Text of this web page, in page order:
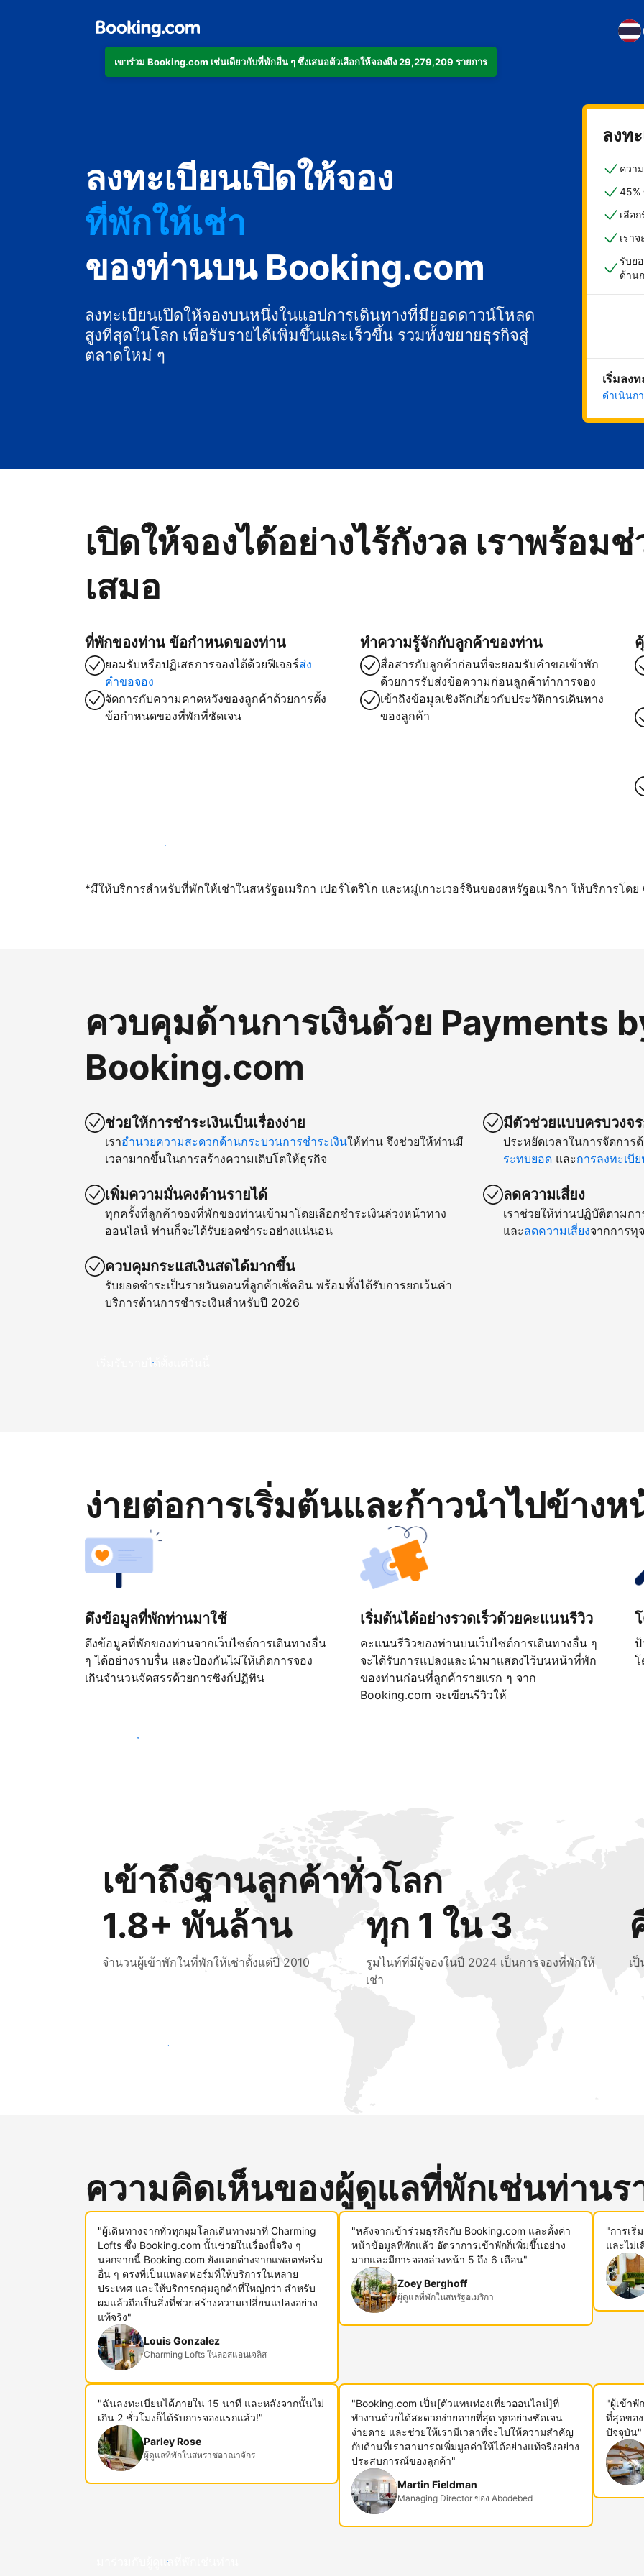
เข้าร่วม Booking.com เช่นเดียวกับที่พักอื่น ๆ ซึ่งเสนอตัวเลือกให้จองถึง 29,279,209 รายการ
ลงทะเบียนเปิดให้จอง
โรงแรม
ที่พักให้เช่า
เกสต์เฮาส์
บีแอนด์บี
ของท่านบน Booking.com
ลงทะเบียนเปิดให้จองบนหนึ่งในแอปการเดินทางที่มียอดดาวน์โหลด
สูงที่สุดในโลก เพื่อรับรายได้เพิ่มขึ้นและเร็วขึ้น รวมทั้งขยายธุรกิจสู่
ตลาดใหม่ ๆ
ลงท
ควา
45%
เลือ
เรา
รับย
ด้าน
เริ่มลง
ดำเนินก
เปิดให้จองได้อย่างไร้กังวล เราพร้อม
เสมอ
ที่พักของท่าน ข้อกำหนดของท่าน
ยอมรับหรือปฏิเสธการจองได้ด้วยฟีเจอร์ส่ง
คำขอจอง
จัดการกับความคาดหวังของลูกค้าด้วยการตั้ง
ข้อกำหนดของที่พักที่ชัดเจน
ทำความรู้จักกับลูกค้าของท่าน
สื่อสารกับลูกค้าก่อนที่จะยอมรับคำขอเข้าพัก
ด้วยการรับส่งข้อความก่อนลูกค้าทำการจอง
เข้าถึงข้อมูลเชิงลึกเกี่ยวกับประวัติการเดินทาง
ของลูกค้า
เปิดให้จองผ่านเราตั้งแต่วันนี้
*มีให้บริการสำหรับที่พักให้เช่าในสหรัฐอเมริกา เปอร์โตริโก และหมู่เกาะเวอร์จินของสหรัฐอเมริกา ให้บริการโดย
ควบคุมด้านการเงินด้วย Payments
Booking.com
ช่วยให้การชำระเงินเป็นเรื่องง่าย
เราอำนวยความสะดวกด้านกระบวนการชำระเงินให้ท่าน จึงช่วยให้ท่านมี
เวลามากขึ้นในการสร้างความเติบโตให้ธุรกิจ
เพิ่มความมั่นคงด้านรายได้
ทุกครั้งที่ลูกค้าจองที่พักของท่านเข้ามาโดยเลือกชำระเงินล่วงหน้าทาง
ออนไลน์ ท่านก็จะได้รับยอดชำระอย่างแน่นอน
ควบคุมกระแสเงินสดได้มากขึ้น
รับยอดชำระเป็นรายวันตอนที่ลูกค้าเช็คอิน พร้อมทั้งได้รับการยกเว้นค่า
บริการด้านการชำระเงินสำหรับปี 2026
มีตัวช่วยแบบครบวงจ
ประหยัดเวลาในการจัดการ
ระทบยอด และการลงทะเบี
ลดความเสี่ยง
เราช่วยให้ท่านปฏิบัติตามก
และลดความเสี่ยงจากการทุ
เริ่มรับรายได้ตั้งแต่วันนี้
ง่ายต่อการเริ่มต้นและก้าวนำไปข้างห
ดึงข้อมูลที่พักท่านมาใช้
ดึงข้อมูลที่พักของท่านจากเว็บไซต์การเดินทางอื่น
ๆ ได้อย่างราบรื่น และป้องกันไม่ให้เกิดการจอง
เกินจำนวนจัดสรรด้วยการซิงก์ปฏิทิน
เริ่มต้นได้อย่างรวดเร็วด้วยคะแนนรีวิว
คะแนนรีวิวของท่านบนเว็บไซต์การเดินทางอื่น ๆ
จะได้รับการแปลงและนำมาแสดงไว้บนหน้าที่พัก
ของท่านก่อนที่ลูกค้ารายแรก ๆ จาก
Booking.com จะเขียนรีวิวให้
โ
เริ่มต้นตั้งแต่วันนี้
เข้าถึงฐานลูกค้าทั่วโลก
1.8+ พันล้าน
จำนวนผู้เข้าพักในที่พักให้เช่าตั้งแต่ปี 2010
ทุก 1 ใน 3
รูมไนท์ที่มีผู้จองในปี 2024 เป็นการจองที่พักให้
เช่า
เ
เข้าถึงลูกค้าใหม่ ๆ ตั้งแต่วันนี้
ความคิดเห็นของผู้ดูแลที่พักเช่นท่านร
"ผู้เดินทางจากทั่วทุกมุมโลกเดินทางมาที่ Charming
Lofts ซึ่ง Booking.com นั้นช่วยในเรื่องนี้จริง ๆ
นอกจากนี้ Booking.com ยังแตกต่างจากแพลตฟอร์ม
อื่น ๆ ตรงที่เป็นแพลตฟอร์มที่ให้บริการในหลาย
ประเทศ และให้บริการกลุ่มลูกค้าที่ใหญ่กว่า สำหรับ
ผมแล้วถือเป็นสิ่งที่ช่วยสร้างความเปลี่ยนแปลงอย่าง
แท้จริง"
Louis Gonzalez
Charming Lofts ในลอสแอนเจลิส
"หลังจากเข้าร่วมธุรกิจกับ Booking.com และตั้งค่า
หน้าข้อมูลที่พักแล้ว อัตราการเข้าพักก็เพิ่มขึ้นอย่าง
มากและมีการจองล่วงหน้า 5 ถึง 6 เดือน"
Zoey Berghoff
ผู้ดูแลที่พักในสหรัฐอเมริกา
"การเริ่
และไม่เ
"ฉันลงทะเบียนได้ภายใน 15 นาที และหลังจากนั้นไม่
เกิน 2 ชั่วโมงก็ได้รับการจองแรกแล้ว!"
Parley Rose
ผู้ดูแลที่พักในสหราชอาณาจักร
"Booking.com เป็น[ตัวแทนท่องเที่ยวออนไลน์]ที่
ทำงานด้วยได้สะดวกง่ายดายที่สุด ทุกอย่างชัดเจน
ง่ายดาย และช่วยให้เรามีเวลาที่จะไปให้ความสำคัญ
กับด้านที่เราสามารถเพิ่มมูลค่าให้ได้อย่างแท้จริงอย่าง
ประสบการณ์ของลูกค้า"
Martin Fieldman
Managing Director ของ Abodebed
"ผู้เข้าพั
ที่สุดของ
ปัจจุบัน"
มาร่วมกับผู้ดูแลที่พักเช่นท่าน